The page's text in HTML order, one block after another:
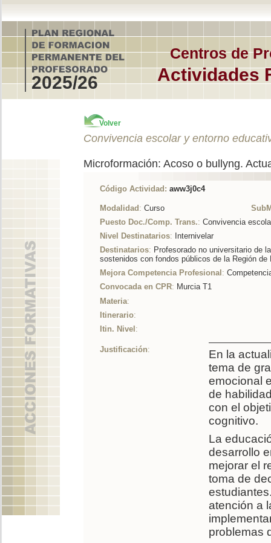
Centros de
Actividades
2025/26
Volver
Convivencia escolar y entorno
Microformación: Acoso o bullyng.
Código Actividad: aww3j0c4
Modalidad : Curso
Puesto Doc./Comp. Trans.: Convivencia
Nivel Destinatarios: Internivelar
Destinatarios: Profesorado no universitario de
sostenidos con fondos públicos de la Región
Mejora Competencia Profesional :
Convocada en CPR: Murcia T1
Materia:
Itinerario:
Itin. Nivel :
Justificación:
En la
tema de
emocional
de
con el
cognitivo.
La
desarrollo
mejorar el
toma de
atención a
problemas